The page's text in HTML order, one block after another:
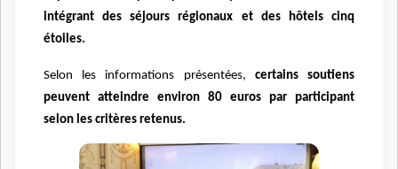
intégrant des séjours régionaux et des hôtels cinq
étoiles.
Selon les informations présentées, certains soutiens
peuvent atteindre environ 80 euros par participant
selon les critères retenus.